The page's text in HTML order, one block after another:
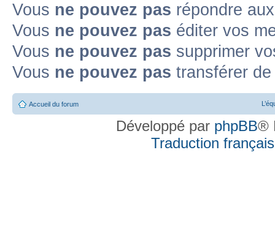
Vous ne pouvez pas répondre
Vous ne pouvez pas éditer vos
Vous ne pouvez pas supprimer
Vous ne pouvez pas transférer
Accueil du forum
Développé par phpBB®
Traduction